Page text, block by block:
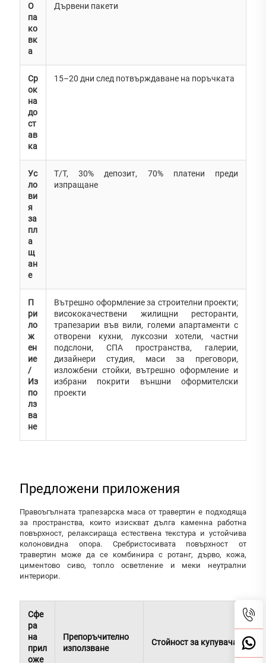
О
па
ко
вк
а
Дървени пакети
Ср
ок
на
до
ст
ав
ка
15–20 дни след потвърждаване на поръчката
Ус
ло
ви
я
за
пл
а
щ
ан
е
T/T, 30% депозит, 70% платени преди
изпращане
П
ри
ло
ж
ен
ие
/
Из
по
лз
ва
не
Вътрешно оформление за строителни проекти;
висококачествени жилищни ресторанти,
трапезарии във вили, големи апартаменти с
отворени кухни, луксозни хотели, частни
подслони, СПА пространства, галерии,
дизайнери студия, маси за преговори,
изложбени стойки, вътрешно оформление и
избрани покрити външни оформителски
проекти
Предложени приложения
Правоъгълната трапезарска маса от травертин е подходяща
за пространства, които изискват дълга каменна работна
повърхност, релаксираща естествена текстура и устойчива
колоновидна опора. Сребристосивата повърхност от
травертин може да се комбинира с ротанг, дърво, кожа,
циментово сиво, топло осветление и меки неутрални
интериори.
Сфе
ра
на
прил
оже
Препоръчително
използване
Стойност за купувача